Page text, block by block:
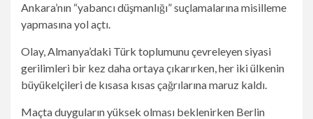
Ankara’nın “yabancı düşmanlığı” suçlamalarına misilleme
yapmasına yol açtı.
Olay, Almanya’daki Türk toplumunu çevreleyen siyasi
gerilimleri bir kez daha ortaya çıkarırken, her iki ülkenin
büyükelçileri de kısasa kısas çağrılarına maruz kaldı.
Maçta duyguların yüksek olması beklenirken Berlin